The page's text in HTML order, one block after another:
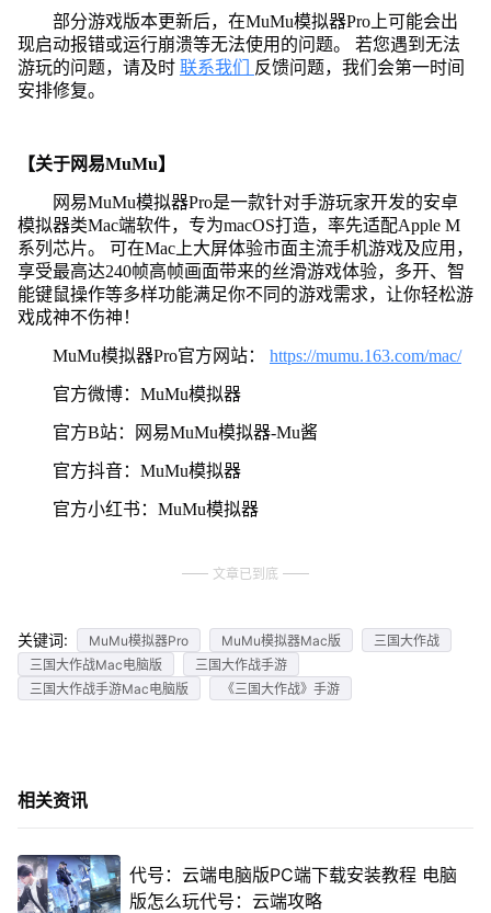
部分游戏版本更新后，在MuMu模拟器Pro上可能会出
现启动报错或运行崩溃等无法使用的问题。 若您遇到无法
游玩的问题，请及时 联系我们
反馈问题，我们会第一时间
安排修复。
【关于网易MuMu】
网易MuMu模拟器Pro是一款针对手游玩家开发的安卓
模拟器类Mac端软件，专为macOS打造，率先适配Apple M
系列芯片。 可在Mac上大屏体验市面主流手机游戏及应用，
享受最高达240帧高帧画面带来的丝滑游戏体验，多开、智
能键鼠操作等多样功能满足你不同的游戏需求，让你轻松游
戏成神不伤神！
MuMu模拟器Pro官方网站： https://mumu.163.com/mac/
官方微博：MuMu模拟器
官方B站：网易MuMu模拟器-Mu酱
官方抖音：MuMu模拟器
官方小红书：MuMu模拟器
文章已到底
关键词: MuMu模拟器Pro MuMu模拟器Mac版
三国大作战
三国大作战Mac电脑版
三国大作战手游
三国大作战手游Mac电脑版
《三国大作战》手游
相关资讯
代号：云端电脑版PC端下载安装教程 电脑
版怎么玩代号：云端攻略